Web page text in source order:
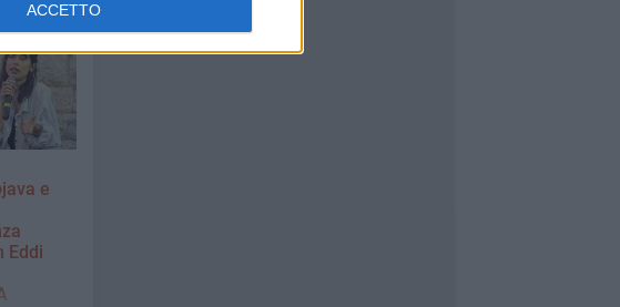
ACCETTO
e
Eddi